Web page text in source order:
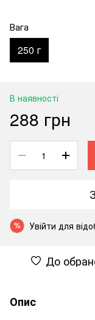
Вага
250 г
В наявності
288 грн
% Увійти для
До
Опис